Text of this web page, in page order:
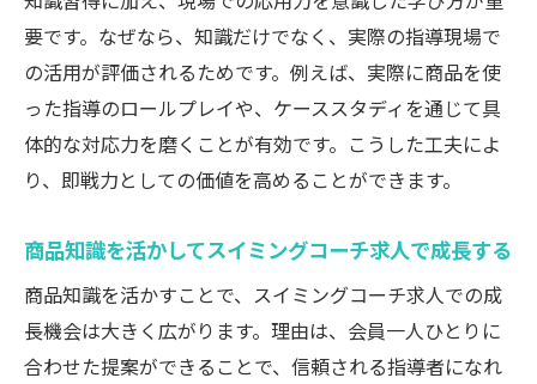
要です。なぜなら、知識だけでなく、実際の指導現場で
の活用が評価されるためです。例えば、実際に商品を使
った指導のロールプレイや、ケーススタディを通じて具
体的な対応力を磨くことが有効です。こうした工夫によ
り、即戦力としての価値を高めることができます。
商品知識を活かしてスイミングコーチ求人で成長する
商品知識を活かすことで、スイミングコーチ求人での成
長機会は大きく広がります。理由は、会員一人ひとりに
合わせた提案ができることで、信頼される指導者になれ